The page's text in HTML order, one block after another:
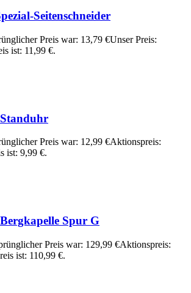
Seitenschneider
Preis war: 13,79 €Unser Preis:
ist: 11,99 €.
Preis war: 12,99 €Aktionspreis:
ist: 9,99 €.
Spur G
Preis war: 129,99 €Aktionspreis:
ist: 110,99 €.